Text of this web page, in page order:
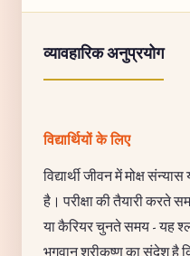
व्यावहारिक अनुप्रयोग
विद्यार्थियों के लिए
विद्यार्थी जीवन में मोक्ष
है। परीक्षा की तैयारी करते
या कैरियर चुनते समय - यह
भगवान श्रीकृष्ण का संदेश है